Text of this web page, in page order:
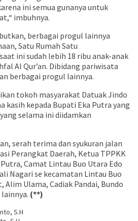
ini semua gunanya untuk
imbuhnya.
berbagai progul lainnya
Satu Rumah Satu
ini sudah lebih 18 ribu anak-anak
Al Qur’an. Dibidang pariwisata
berbagai progul lainnya.
tokoh masyarakat Datuak Jindo
kasih kepada Bupati Eka Putra yang
selama ini diidamkan
serah terima dan syukuran jalan
Perangkat Daerah, Ketua TPPKK
Camat Lintau Buo Utara Edo
Nagari se kecamatan Lintau Buo
Alim Ulama, Cadiak Pandai, Bundo
(**)
S.H